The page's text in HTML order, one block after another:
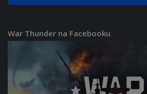
War Thunder na Facebooku